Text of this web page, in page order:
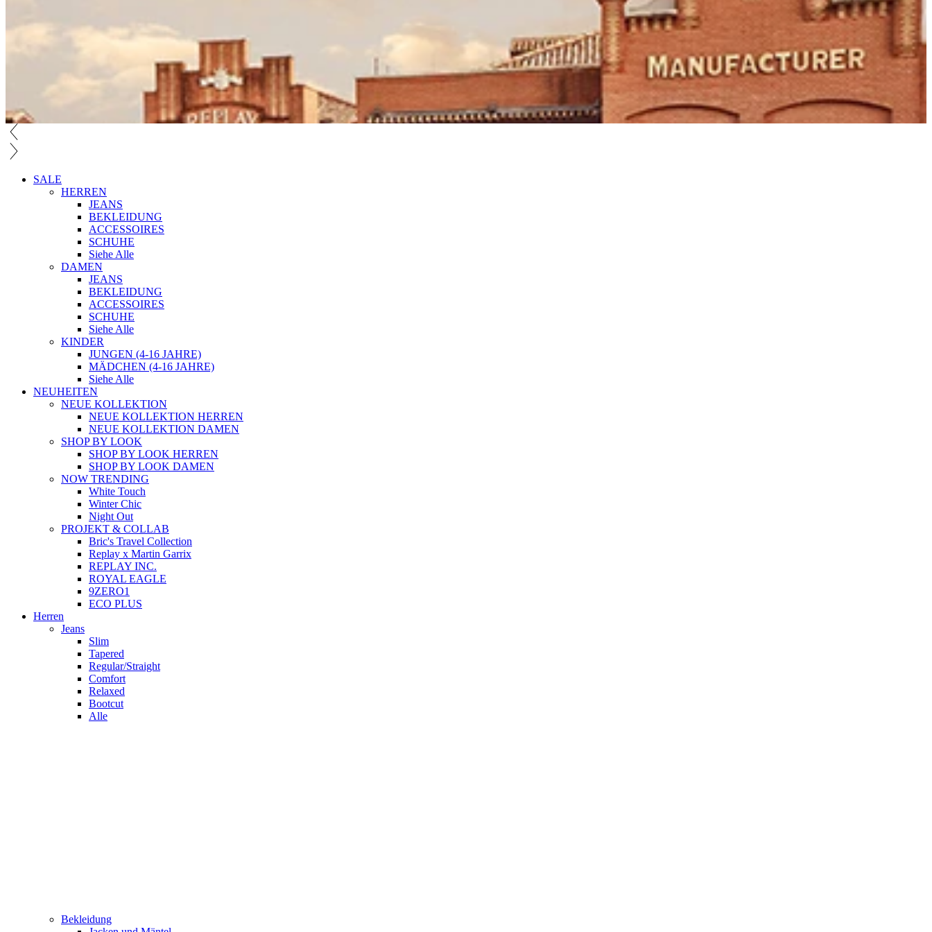
SALE
HERREN
JEANS
BEKLEIDUNG
ACCESSOIRES
SCHUHE
Siehe Alle
DAMEN
JEANS
BEKLEIDUNG
ACCESSOIRES
SCHUHE
Siehe Alle
KINDER
JUNGEN (4-16 JAHRE)
MÄDCHEN (4-16 JAHRE)
Siehe Alle
NEUHEITEN
NEUE KOLLEKTION
NEUE KOLLEKTION HERREN
NEUE KOLLEKTION DAMEN
SHOP BY LOOK
SHOP BY LOOK HERREN
SHOP BY LOOK DAMEN
NOW TRENDING
White Touch
Winter Chic
Night Out
PROJEKT & COLLAB
Bric's Travel Collection
Replay x Martin Garrix
REPLAY INC.
ROYAL EAGLE
9ZERO1
ECO PLUS
Herren
Jeans
Slim
Tapered
Regular/Straight
Comfort
Relaxed
Bootcut
Alle
Bekleidung